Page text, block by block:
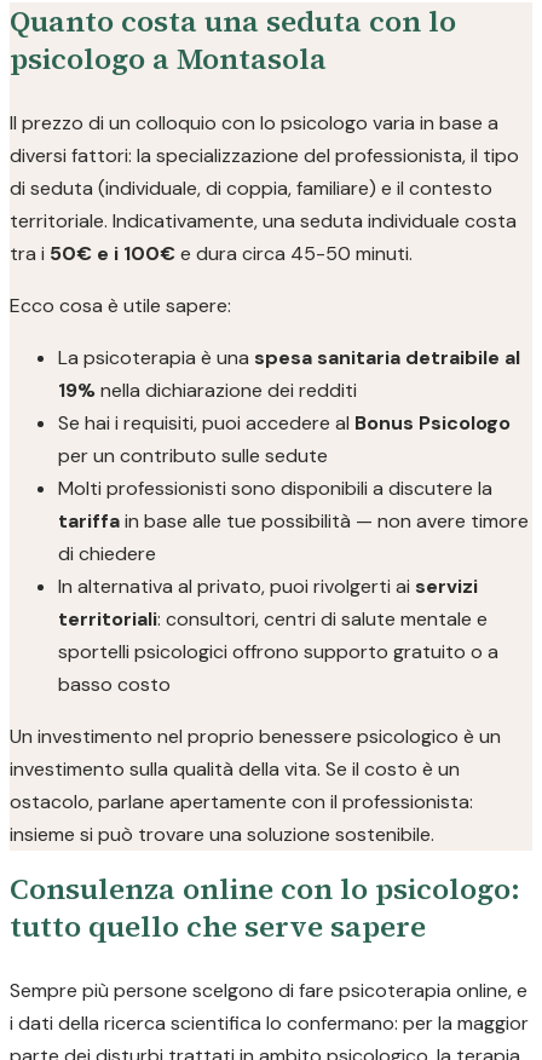
Quanto costa una seduta con lo
psicologo a Montasola
Il prezzo di un colloquio con lo psicologo varia in base a
diversi fattori: la specializzazione del professionista, il tipo
di seduta (individuale, di coppia, familiare) e il contesto
territoriale. Indicativamente, una seduta individuale costa
tra i 50€ e i 100€ e dura circa 45-50 minuti.
Ecco cosa è utile sapere:
La psicoterapia è una spesa sanitaria detraibile al
19%nella dichiarazione dei redditi
Se hai i requisiti, puoi accedere al Bonus Psicologo
per un contributo sulle sedute
Molti professionisti sono disponibili a discutere la
tariffain base alle tue possibilità — non avere timore
di chiedere
In alternativa al privato, puoi rivolgerti ai servizi
territoriali: consultori, centri di salute mentale e
sportelli psicologici offrono supporto gratuito o a
basso costo
Un investimento nel proprio benessere psicologico è un
investimento sulla qualità della vita. Se il costo è un
ostacolo, parlane apertamente con il professionista:
insieme si può trovare una soluzione sostenibile.
Consulenza online con lo psicologo:
tutto quello che serve sapere
Sempre più persone scelgono di fare psicoterapia online, e
i dati della ricerca scientifica lo confermano: per la maggior